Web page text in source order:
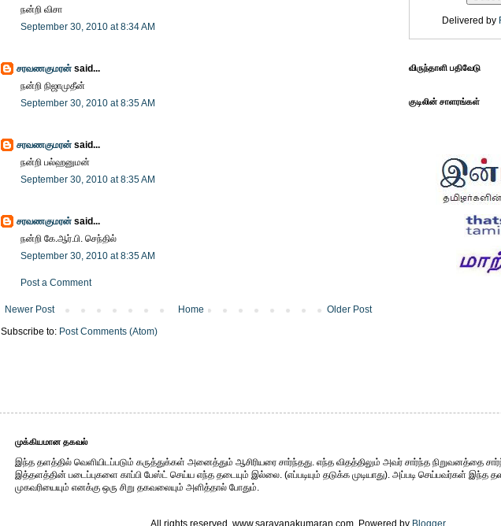
நன்றி விசா
September 30, 2010 at 8:34 AM
சரவணகுமரன் said...
நன்றி நிஜாமுதீன்
September 30, 2010 at 8:35 AM
சரவணகுமரன் said...
நன்றி பல்ஹனுமன்
September 30, 2010 at 8:35 AM
சரவணகுமரன் said...
நன்றி கே.ஆர்.பி. செந்தில்
September 30, 2010 at 8:35 AM
Post a Comment
Newer Post Older Post
Home
Subscribe to: Post Comments (Atom)
Delivered by
விருந்தாளி பதிவேடு
குடிலின் சாளரங்கள்
முக்கியமான தகவல்
இந்த தளத்தில் வெளியிடப்படும் கருத்துக்கள் அனைத்தும் ஆசிரியரை சார்ந்தது. எந்த விதத்திலும் அவர் சார்ந்த நிறுவனத்தை
இத்தளத்தின் படைப்புகளை காப்பி பேஸ்ட் செய்ய எந்த தடையும் இல்லை. (எப்படியும் தடுக்க முடியாது). அப்படி செய்பவர்கள் இந்த
முகவரியையும் எனக்கு ஒரு சிறு தகவலையும் அளித்தால் போதும்.
All rights reserved. www.saravanakumaran.com. Powered by Blogger.